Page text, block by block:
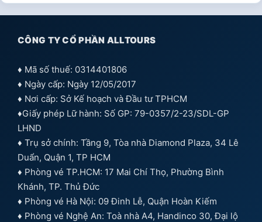
CÔNG TY CỔ PHẦN ALLTOURS
♦ Mã số thuế: 0314401806
♦ Ngày cấp: Ngày 12/05/2017
♦ Nơi cấp: Sở Kế hoạch và Đầu tư TPHCM
♦Giấy phép Lữ hành: Số GP: 79-0357/2-23/SDL-GP
LHND
♦ Trụ sở chính: Tầng 9, Tòa nhà Diamond Plaza, 34 Lê
Duẩn, Quận 1, TP HCM
♦ Phòng vé TP.HCM: 17 Mai Chí Thọ, Phường Bình
Khánh, TP. Thủ Đức
♦ Phòng vé Hà Nội: 09 Đinh Lễ, Quận Hoàn Kiếm
♦ Phòng vé Nghệ An: Toà nhà A4, Handinco 30, Đại lộ